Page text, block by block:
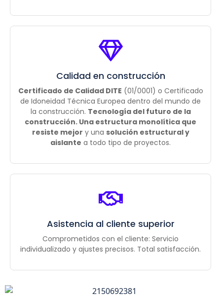
Calidad en construcción
Certificado de Calidad DITE (01/0001) o Certificado
de Idoneidad Técnica Europea dentro del mundo de
la construcción. Tecnología del futuro de la
construcción. Una estructura monolítica que
resiste mejor y una solución estructural y
aislante a todo tipo de proyectos.
Asistencia al cliente superior
Comprometidos con el cliente: Servicio
individualizado y ajustes precisos. Total satisfacción.